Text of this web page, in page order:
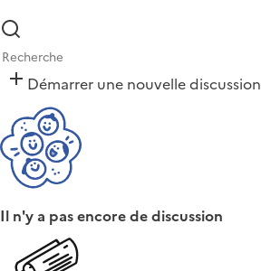
Démarrer une nouvelle discussion
Il n'y a pas encore de discussion